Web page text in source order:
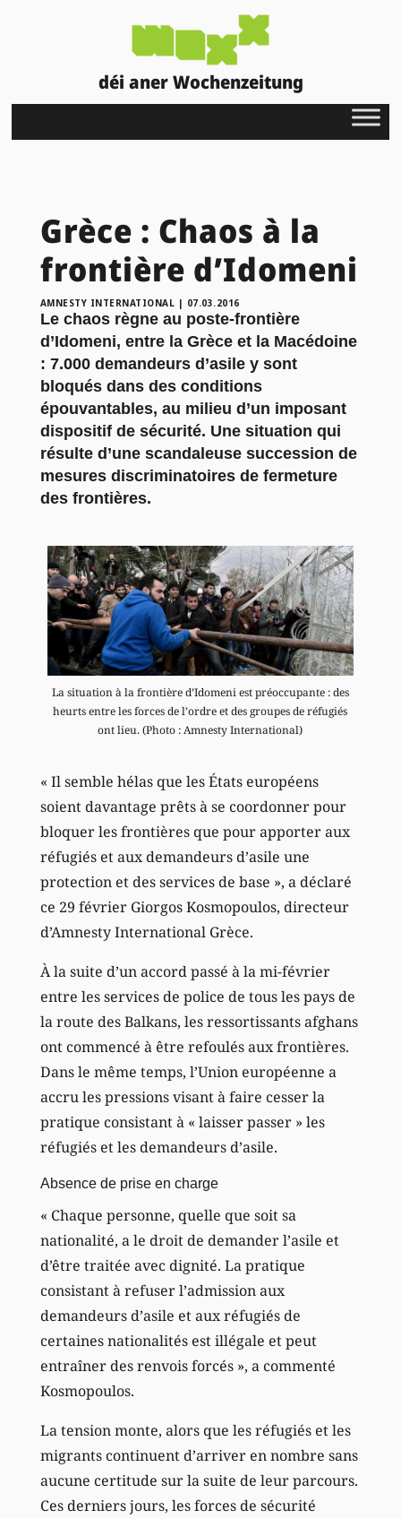
déi aner Wochenzeitung
Grèce : Chaos à la
frontière d’Idomeni
AMNESTY INTERNATIONAL | 07.03.2016
Le chaos règne au poste-frontière
d’Idomeni, entre la Grèce et la Macédoine
: 7.000 demandeurs d’asile y sont
bloqués dans des conditions
épouvantables, au milieu d’un imposant
dispositif de sécurité. Une situation qui
résulte d’une scandaleuse succession de
mesures discriminatoires de fermeture
des frontières.
La situation à la frontière d’Idomeni est préoccupante : des
heurts entre les forces de l’ordre et des groupes de réfugiés
ont lieu. (Photo : Amnesty International)
« Il semble hélas que les États européens
soient davantage prêts à se coordonner pour
bloquer les frontières que pour apporter aux
réfugiés et aux demandeurs d’asile une
protection et des services de base », a déclaré
ce 29 février Giorgos Kosmopoulos, directeur
d’Amnesty International Grèce.
À la suite d’un accord passé à la mi-février
entre les services de police de tous les pays de
la route des Balkans, les ressortissants afghans
ont commencé à être refoulés aux frontières.
Dans le même temps, l’Union européenne a
accru les pressions visant à faire cesser la
pratique consistant à « laisser passer » les
réfugiés et les demandeurs d’asile.
Absence de prise en charge
« Chaque personne, quelle que soit sa
nationalité, a le droit de demander l’asile et
d’être traitée avec dignité. La pratique
consistant à refuser l’admission aux
demandeurs d’asile et aux réfugiés de
certaines nationalités est illégale et peut
entraîner des renvois forcés », a commenté
Kosmopoulos.
La tension monte, alors que les réfugiés et les
migrants continuent d’arriver en nombre sans
aucune certitude sur la suite de leur parcours.
Ces derniers jours, les forces de sécurité